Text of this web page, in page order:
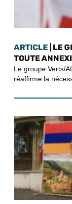
ARTICLE | LE
TOUTE
Le groupe Verts/
réaffirme la